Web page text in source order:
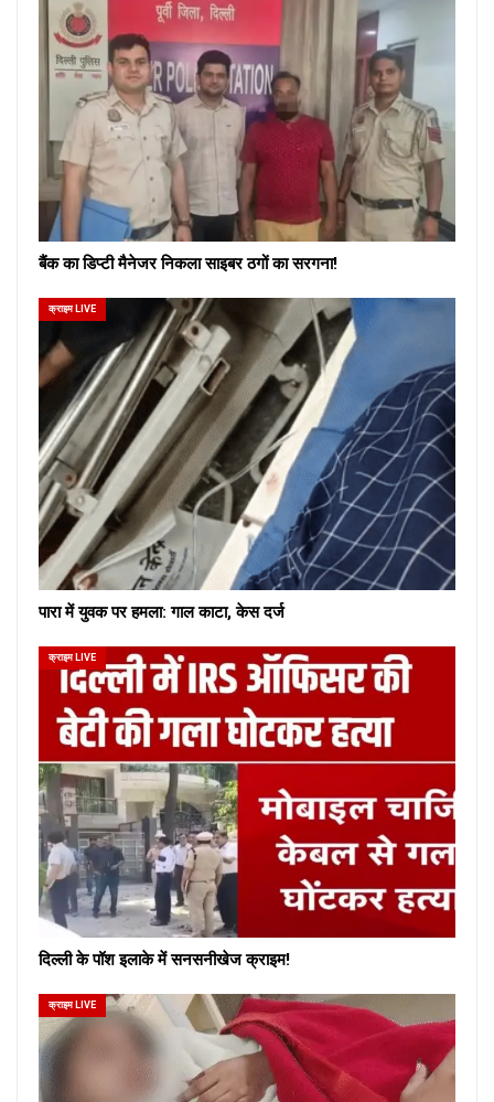
बैंक का डिप्टी मैनेजर निकला साइबर ठगों का सरगना!
क्राइम LIVE
पारा में युवक पर हमला: गाल काटा, केस दर्ज
क्राइम LIVE
दिल्ली के पॉश इलाके में सनसनीखेज क्राइम!
क्राइम LIVE